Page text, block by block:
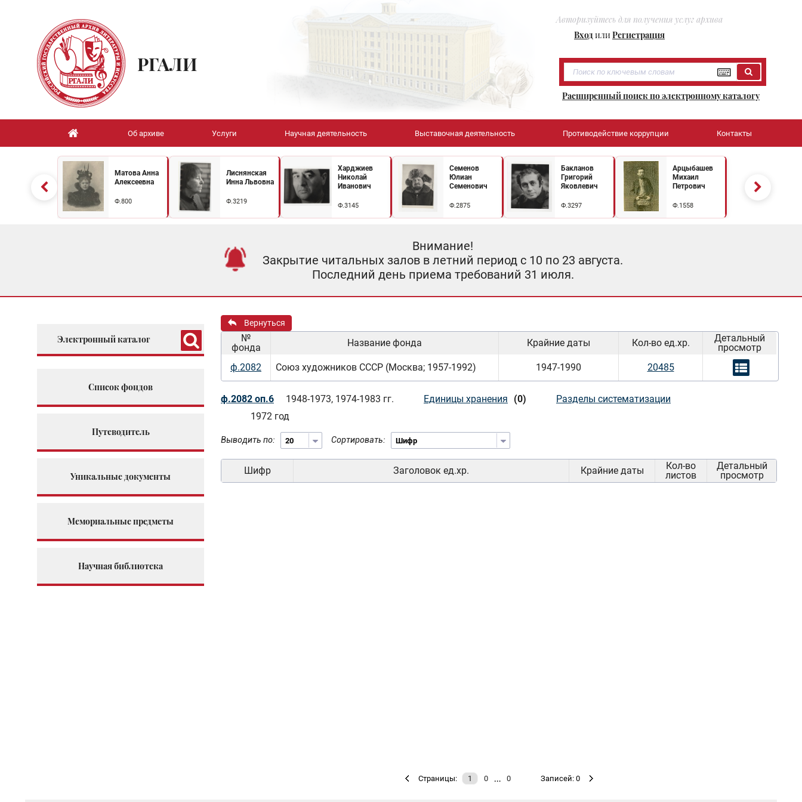
Авторизуйтесь для получения услуг архива
ВходилиРегистрация
РГАЛИ
Расширенный поиск по электронному каталогу
Об архиве Услуги Научная деятельность Выставочная деятельность Противодействие коррупции Контакты
Матова Анна
Алексеевна
Ф.800
Лиснянская
Инна Львовна
Ф.3219
Харджиев
Николай
Иванович
Ф.3145
Семенов
Юлиан
Семенович
Ф.2875
Бакланов
Григорий
Яковлевич
Ф.3297
Арцыбашев
Михаил
Петрович
Ф.1558
Внимание!
Закрытие читальных залов в летний период с 10 по 23 августа.
Последний день приема требований 31 июля.
Электронный каталог
Список фондов
Путеводитель
Уникальные документы
Мемориальные предметы
Научная библиотека
Вернуться
№
фонда
Название фонда Крайние даты Кол-во ед.хр.
Детальный
просмотр
ф.2082
Союз художников СССР (Москва; 1957-1992) 1947-1990 20485
ф.2082 оп.6 1948-1973, 1974-1983 гг. Единицы хранения (0)
Разделы систематизации
1972 год
Выводить по: Сортировать:
Шифр Заголовок ед.хр. Крайние даты
Кол-во
листов
Детальный
просмотр
Страницы: 1 0 … 0 Записей: 0